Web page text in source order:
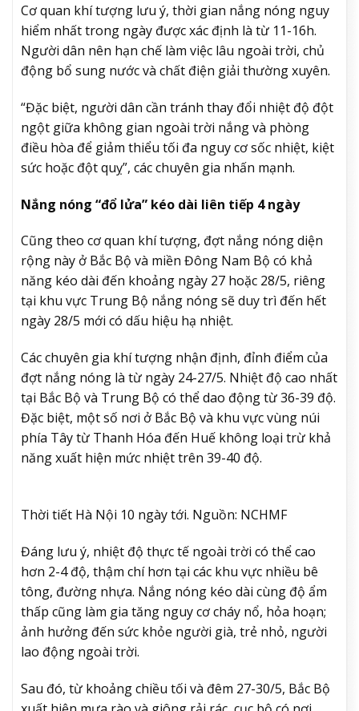
Cơ quan khí tượng lưu ý, thời gian nắng nóng nguy
hiểm nhất trong ngày được xác định là từ 11-16h.
Người dân nên hạn chế làm việc lâu ngoài trời, chủ
động bổ sung nước và chất điện giải thường xuyên.
“Đặc biệt, người dân cần tránh thay đổi nhiệt độ đột
ngột giữa không gian ngoài trời nắng và phòng
điều hòa để giảm thiểu tối đa nguy cơ sốc nhiệt, kiệt
sức hoặc đột quỵ”, các chuyên gia nhấn mạnh.
Nắng nóng “đổ lửa” kéo dài liên tiếp 4 ngày
Cũng theo cơ quan khí tượng, đợt nắng nóng diện
rộng này ở Bắc Bộ và miền Đông Nam Bộ có khả
năng kéo dài đến khoảng ngày 27 hoặc 28/5, riêng
tại khu vực Trung Bộ nắng nóng sẽ duy trì đến hết
ngày 28/5 mới có dấu hiệu hạ nhiệt.
Các chuyên gia khí tượng nhận định, đỉnh điểm của
đợt nắng nóng là từ ngày 24-27/5. Nhiệt độ cao nhất
tại Bắc Bộ và Trung Bộ có thể dao động từ 36-39 độ.
Đặc biệt, một số nơi ở Bắc Bộ và khu vực vùng núi
phía Tây từ Thanh Hóa đến Huế không loại trừ khả
năng xuất hiện mức nhiệt trên 39-40 độ.
Thời tiết Hà Nội 10 ngày tới. Nguồn: NCHMF
Đáng lưu ý, nhiệt độ thực tế ngoài trời có thể cao
hơn 2-4 độ, thậm chí hơn tại các khu vực nhiều bê
tông, đường nhựa. Nắng nóng kéo dài cùng độ ẩm
thấp cũng làm gia tăng nguy cơ cháy nổ, hỏa hoạn;
ảnh hưởng đến sức khỏe người già, trẻ nhỏ, người
lao động ngoài trời.
Sau đó, từ khoảng chiều tối và đêm 27-30/5, Bắc Bộ